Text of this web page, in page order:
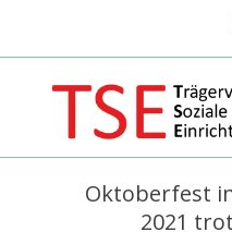
Oktoberfest
2021